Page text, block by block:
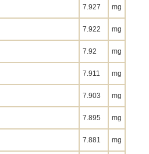
7.927 mg
7.922 mg
7.92 mg
7.911 mg
7.903 mg
7.895 mg
7.881 mg